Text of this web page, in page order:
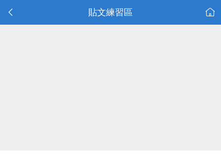
貼文練習區